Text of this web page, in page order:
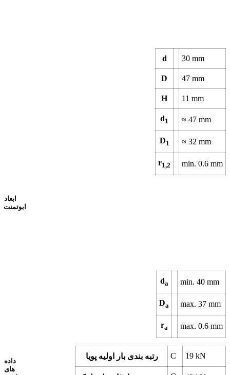
d 30 mm
D 47 mm
H 11 mm
d1 ≈ 47 mm
D1 ≈ 32 mm
r1,2 min. 0.6 mm
ابعاد
ابوتمنت
da min. 40 mm
Da max. 37 mm
ra max. 0.6 mm
داده
های
رتبه بندی بار اولیه پویا C 19 kN